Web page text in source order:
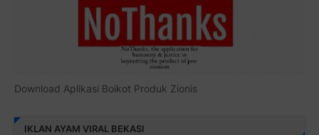
Download Aplikasi Boikot Produk Zionis
IKLAN AYAM VIRAL BEKASI